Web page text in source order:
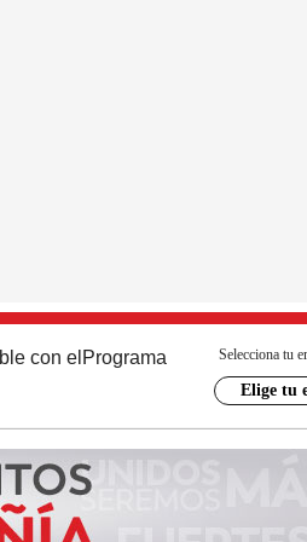
con el Programa Selecciona tu
Elige tu